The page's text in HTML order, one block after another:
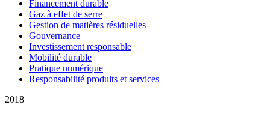
Financement durable
Gaz à effet de serre
Gestion de matières résiduelles
Gouvernance
Investissement responsable
Mobilité durable
Pratique numérique
Responsabilité produits et services
2018